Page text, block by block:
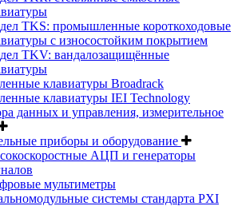
TKS: промышленные короткоходовые
с износостойким покрытием
TKV: вандалозащищённые
клавиатуры Broadrack
клавиатуры IEI Technology
данных и управления, измерительное
приборы и оборудование
АЦП и генераторы
мультиметры
системы стандарта PXI